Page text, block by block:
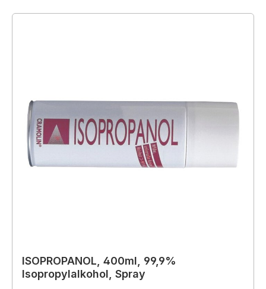
ISOPROPANOL, 400ml, 99,9%
Isopropylalkohol, Spray